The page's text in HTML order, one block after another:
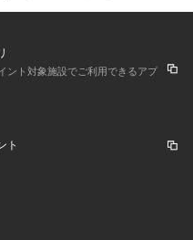
ント対象施設でご利用できるアプ
ト